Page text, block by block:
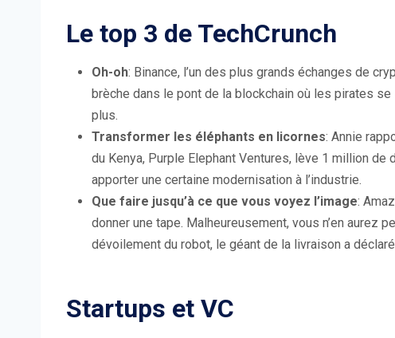
Le top 3 de TechCrunch
Oh-oh: Binance, l’un des plus grands échanges de
brèche dans le pont de la blockchain où les pirates
plus.
Transformer les éléphants en licornes: Annie
du Kenya, Purple Elephant Ventures, lève 1 million
apporter une certaine modernisation à l’industrie.
Que faire jusqu’à ce que vous voyez l’image:
donner une tape. Malheureusement, vous n’en aurez
dévoilement du robot, le géant de la livraison a
Startups et VC